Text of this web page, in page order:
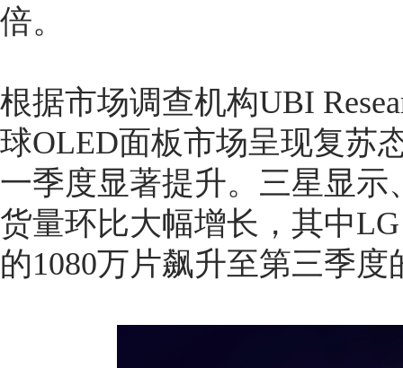
倍。
根据市场调查机构UBI
球OLED面板市场呈现复苏
一季度显著提升。三星显示
货量环比大幅增长，其中
的1080万片飙升至第三季